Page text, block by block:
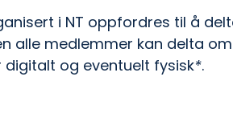
i NT oppfordres til å
alle medlemmer kan delta
og eventuelt fysisk*.